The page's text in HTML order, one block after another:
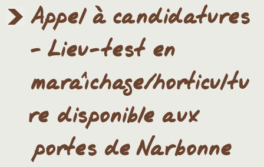
Appel à candidatures
- Lieu-test en
maraîchage/horticultu
re disponible aux
portes de Narbonne